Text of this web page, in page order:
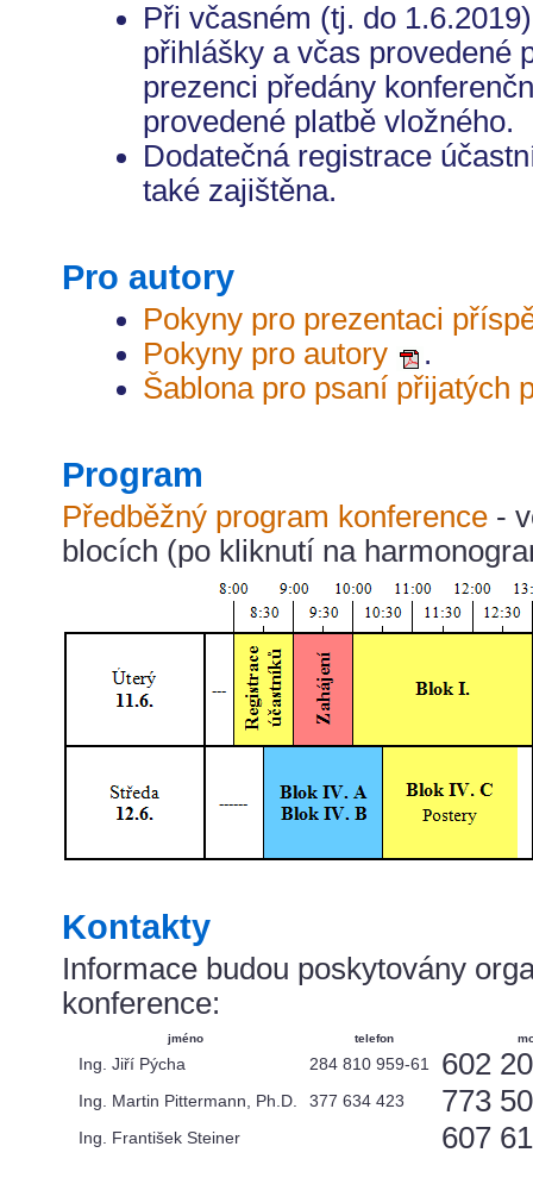
Při včasném (tj. do
přihlášky a včas provedené
prezenci předány
provedené platbě vložného.
Dodatečná registrace
také zajištěna.
Pro autory
Pokyny pro prezentaci
Pokyny pro autory
.
Šablona pro psaní přijatých
Program
Předběžný program konference -
blocích (po kliknutí na
Kontakty
Informace budou poskytovány
konference:
jméno telefon
Ing. Jiří Pýcha 284 810 959-61 602
Ing. Martin Pittermann, Ph.D. 377 634 423 773
Ing. František Steiner 607